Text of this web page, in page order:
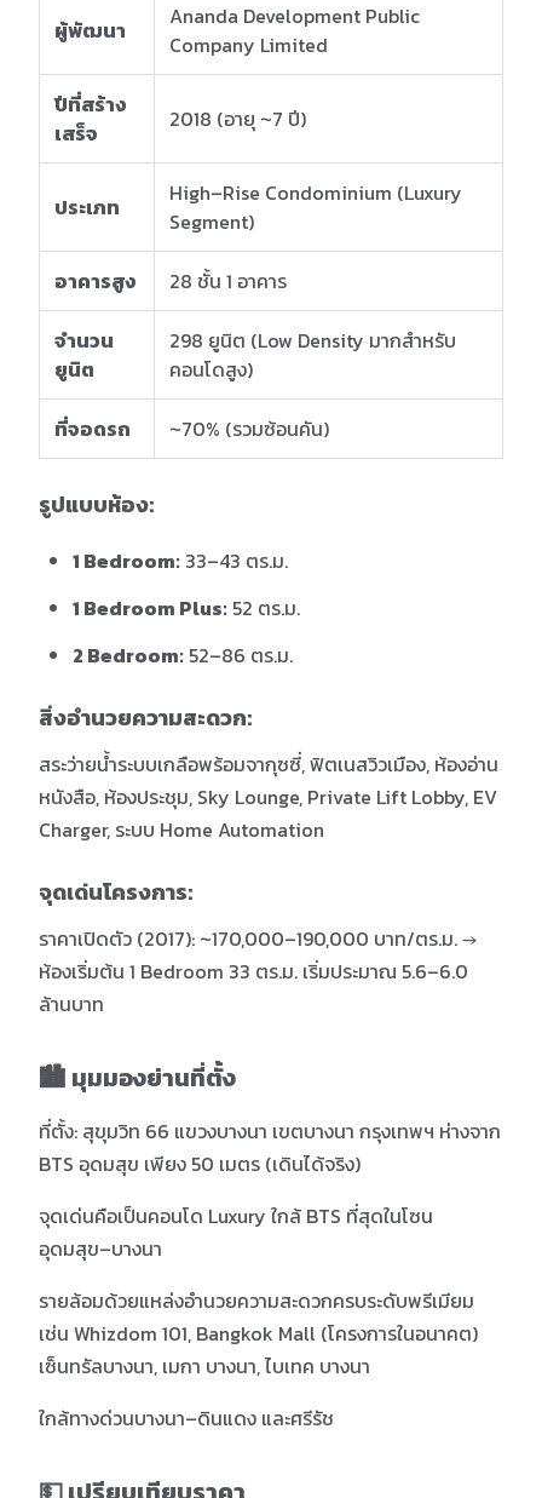
ผู้พัฒนา
Ananda Development Public
Company Limited
ปีที่สร้าง
เสร็จ
2018 (อายุ ~7 ปี)
ประเภท
High–Rise Condominium (Luxury
Segment)
อาคารสูง 28 ชั้น 1 อาคาร
จำนวน
ยูนิต
298 ยูนิต (Low Density มากสำหรับ
คอนโดสูง)
ที่จอดรถ ~70% (รวมซ้อนคัน)
รูปแบบห้อง:
1 Bedroom: 33–43 ตร.ม.
1 Bedroom Plus: 52 ตร.ม.
2 Bedroom: 52–86 ตร.ม.
สิ่งอำนวยความสะดวก:
สระว่ายน้ำระบบเกลือพร้อมจากุซซี่, ฟิตเนสวิวเมือง, ห้องอ่าน
หนังสือ, ห้องประชุม, Sky Lounge, Private Lift Lobby, EV
Charger, ระบบ Home Automation
จุดเด่นโครงการ:
ราคาเปิดตัว (2017): ~170,000–190,000 บาท/ตร.ม. →
ห้องเริ่มต้น 1 Bedroom 33 ตร.ม. เริ่มประมาณ 5.6–6.0
ล้านบาท
🏙️ มุมมองย่านที่ตั้ง
ที่ตั้ง: สุขุมวิท 66 แขวงบางนา เขตบางนา กรุงเทพฯ ห่างจาก
BTS อุดมสุข เพียง 50 เมตร (เดินได้จริง)
จุดเด่นคือเป็นคอนโด Luxury ใกล้ BTS ที่สุดในโซน
อุดมสุข–บางนา
รายล้อมด้วยแหล่งอำนวยความสะดวกครบระดับพรีเมียม
เช่น Whizdom 101, Bangkok Mall (โครงการในอนาคต)
เซ็นทรัลบางนา, เมกา บางนา, ไบเทค บางนา
ใกล้ทางด่วนบางนา–ดินแดง และศรีรัช